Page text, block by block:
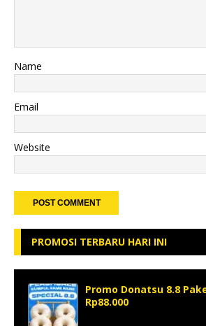
Name
Email
Website
PROMOSI TERBARU HARI INI
Promo Donatsu 8.8
Rp88.000